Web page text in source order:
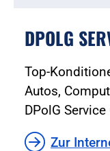
DPOLG
Top-
Autos,
DPolG
Zur